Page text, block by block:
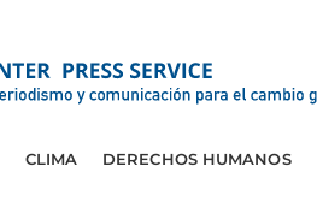
CLIMA DERECHOS HUMANOS